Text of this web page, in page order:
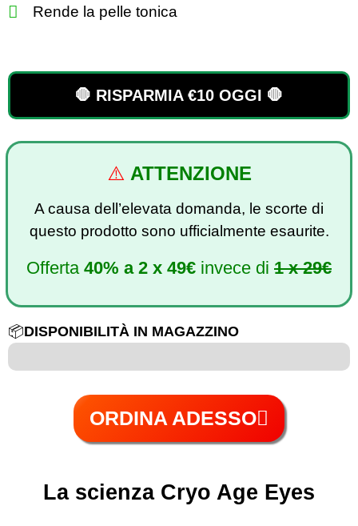
Rende la pelle tonica
🛑 RISPARMIA €10 OGGI 🛑
⚠️ ATTENZIONE
A causa dell’elevata domanda, le scorte di
questo prodotto sono ufficialmente esaurite.
Offerta 40% a 2 x 49€ invece di 1 x 29€
📦DISPONIBILITÀ IN MAGAZZINO
ORDINA ADESSO
La scienza Cryo Age Eyes